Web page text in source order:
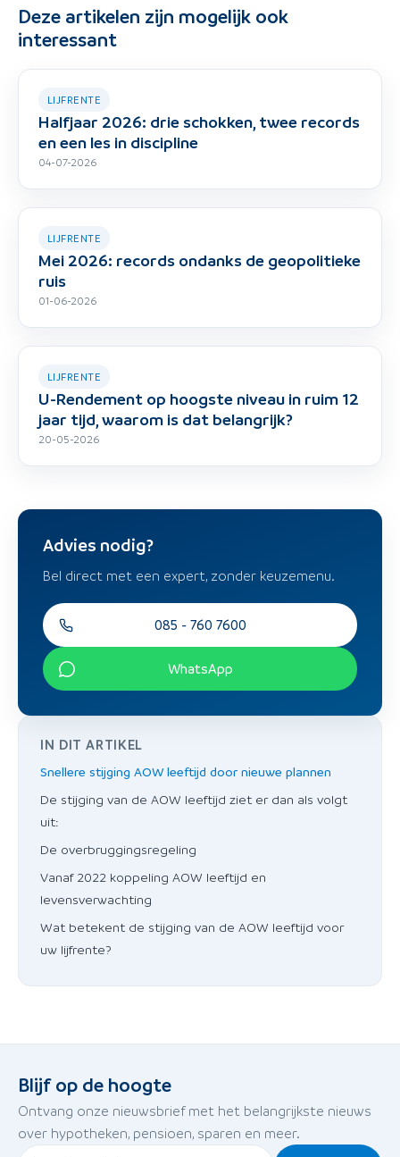
Deze artikelen zijn mogelijk ook
interessant
LIJFRENTE
Halfjaar 2026: drie schokken, twee records
en een les in discipline
04-07-2026
LIJFRENTE
Mei 2026: records ondanks de geopolitieke
ruis
01-06-2026
LIJFRENTE
U-Rendement op hoogste niveau in ruim 12
jaar tijd, waarom is dat belangrijk?
20-05-2026
IN DIT ARTIKEL
Snellere stijging AOW leeftijd door nieuwe plannen
De stijging van de AOW leeftijd ziet er dan als volgt
uit:
De overbruggingsregeling
Vanaf 2022 koppeling AOW leeftijd en
levensverwachting
Wat betekent de stijging van de AOW leeftijd voor
uw lijfrente?
Advies nodig?
Bel direct met een expert, zonder keuzemenu.
085 - 760 7600
WhatsApp
Blijf op de hoogte
Ontvang onze nieuwsbrief met het belangrijkste nieuws
over hypotheken, pensioen, sparen en meer.